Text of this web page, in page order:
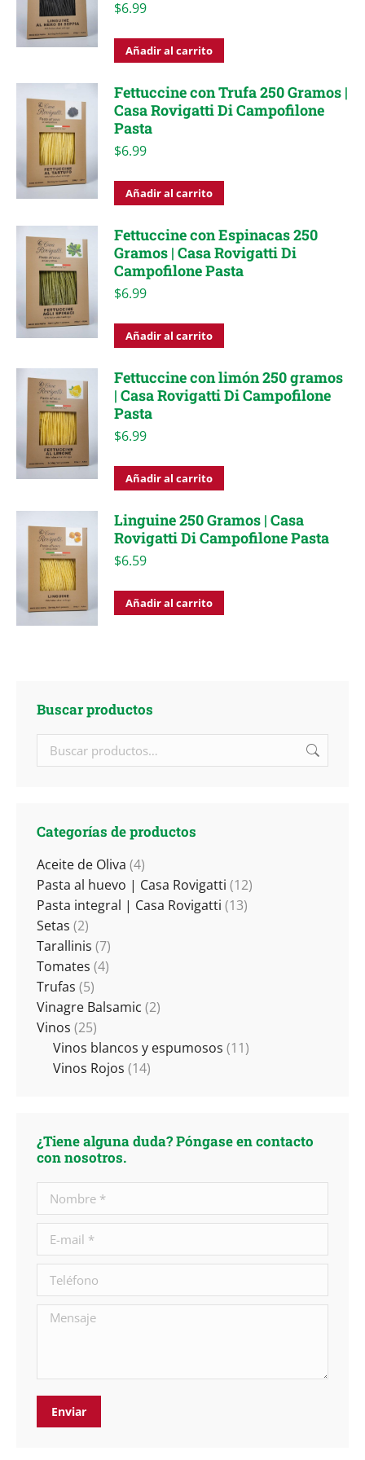
$6.99
Añadir al carrito
Fettuccine con Trufa 250 Gramos |
Casa Rovigatti Di Campofilone
Pasta
$6.99
Añadir al carrito
Fettuccine con Espinacas 250
Gramos | Casa Rovigatti Di
Campofilone Pasta
$6.99
Añadir al carrito
Fettuccine con limón 250 gramos
| Casa Rovigatti Di Campofilone
Pasta
$6.99
Añadir al carrito
Linguine 250 Gramos | Casa
Rovigatti Di Campofilone Pasta
$6.59
Añadir al carrito
Buscar productos
Categorías de productos
Aceite de Oliva (4)
Pasta al huevo | Casa Rovigatti (12)
Pasta integral | Casa Rovigatti (13)
Setas (2)
Tarallinis (7)
Tomates (4)
Trufas (5)
Vinagre Balsamic (2)
Vinos (25)
Vinos blancos y espumosos (11)
Vinos Rojos (14)
¿Tiene alguna duda? Póngase en contacto
con nosotros.
Nombre *
E-mail *
Teléfono
Mensaje
Enviar